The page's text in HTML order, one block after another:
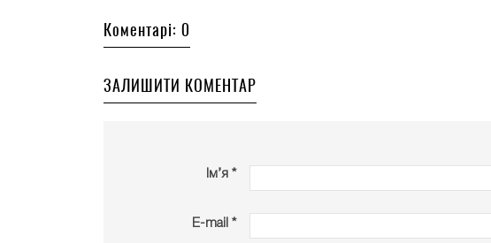
Коментарі: 0
ЗАЛИШИТИ КОМЕНТАР
Ім’я *
E-mail *